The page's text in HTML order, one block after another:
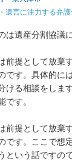
遺言に注力する弁
は遺産分割協議
前提として放棄
です。具体的に
ける相談をしま
です。
前提として放棄
です。ここで想
という話ですの